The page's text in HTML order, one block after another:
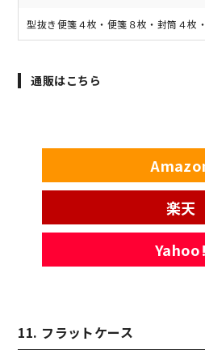
型抜き便箋４枚・便箋８枚・封筒４枚
通販はこちら
楽天
Yahoo!
11. フラットケース